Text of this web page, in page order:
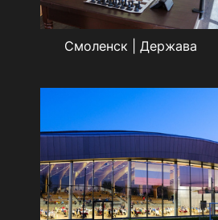
Смоленск | Держава